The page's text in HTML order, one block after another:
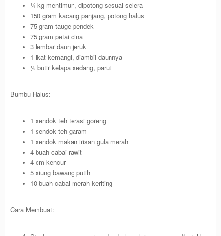
¼ kg mentimun, dipotong sesuai selera
150 gram kacang panjang, potong halus
75 gram tauge pendek
75 gram petai cina
3 lembar daun jeruk
1 ikat kemangi, diambil daunnya
½ butir kelapa sedang, parut
Bumbu Halus:
1 sendok teh terasi goreng
1 sendok teh garam
1 sendok makan irisan gula merah
4 buah cabai rawit
4 cm kencur
5 siung bawang putih
10 buah cabai merah keriting
Cara Membuat: